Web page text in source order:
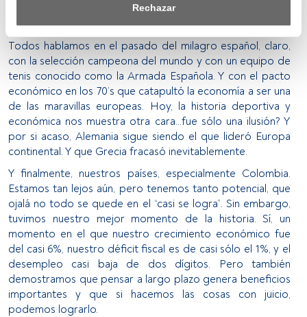
datos para proporcionar:
Utilizar datos de localización geográfica precisa. Analizar
activamente las características del dispositivo para su
identificación. Almacenar la información en un dispositivo
y/o acceder a ella.
Lista de asociados (proveedores)
Rechazar
Otras reflexiones son: España parece haber tenido su
Todos hablamos en el pasado del milagro español, claro,
con la selección campeona del mundo y con un equipo de
tenis conocido como la Armada Española. Y con el pacto
económico en los 70’s que catapultó la economía a ser una
de las maravillas europeas. Hoy, la historia deportiva y
económica nos muestra otra cara…fue sólo una ilusión? Y
por si acaso, Alemania sigue siendo el que lideró Europa
continental. Y que Grecia fracasó inevitablemente.
Y finalmente, nuestros países, especialmente Colombia.
Estamos tan lejos aún, pero tenemos tanto potencial, que
ojalá no todo se quede en el “casi se logra”. Sin embargo,
tuvimos nuestro mejor momento de la historia. Sí, un
momento en el que nuestro crecimiento económico fue
del casi 6%, nuestro déficit fiscal es de casi sólo el 1%, y el
desempleo casi baja de dos dígitos. Pero también
demostramos que pensar a largo plazo genera beneficios
importantes y que si hacemos las cosas con juicio,
podemos lograrlo.